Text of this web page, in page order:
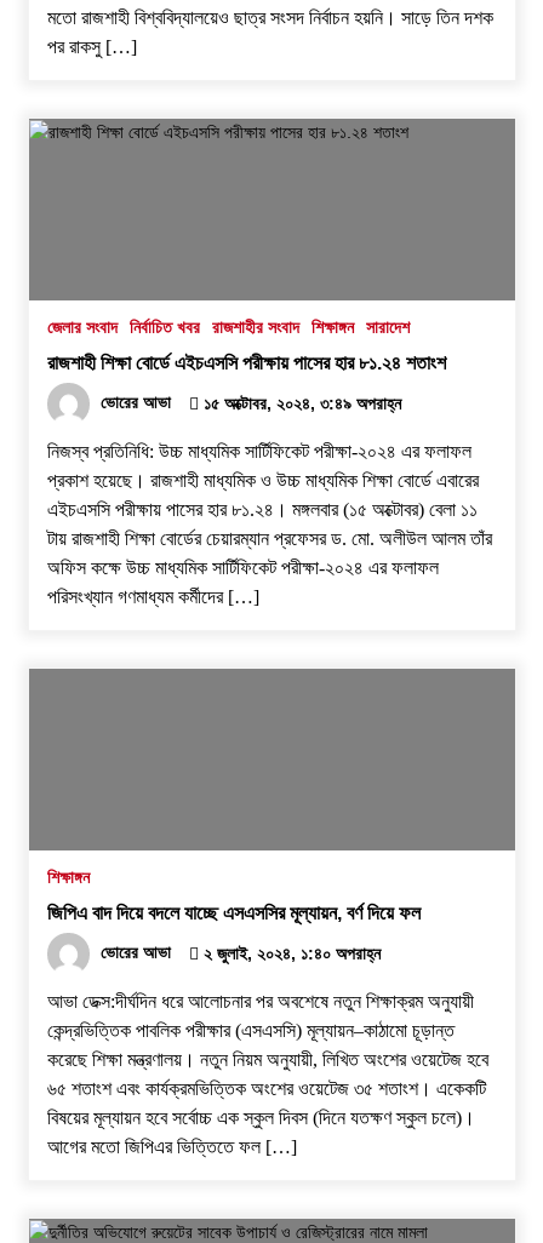
মতো রাজশাহী বিশ্ববিদ্যালয়েও ছাত্র সংসদ নির্বাচন হয়নি। সাড়ে তিন দশক
পর রাকসু […]
জেলার সংবাদ নির্বাচিত খবর রাজশাহীর সংবাদ শিক্ষাঙ্গন সারাদেশ
রাজশাহী শিক্ষা বোর্ডে এইচএসসি পরীক্ষায় পাসের হার ৮১.২৪ শতাংশ
ভোরের আভা ১৫ অক্টোবর, ২০২৪, ৩:৪৯ অপরাহ্ন
নিজস্ব প্রতিনিধি: উচ্চ মাধ্যমিক সার্টিফিকেট পরীক্ষা-২০২৪ এর ফলাফল
প্রকাশ হয়েছে। রাজশাহী মাধ্যমিক ও উচ্চ মাধ্যমিক শিক্ষা বোর্ডে এবারের
এইচএসসি পরীক্ষায় পাসের হার ৮১.২৪। মঙ্গলবার (১৫ অক্টোবর) বেলা ১১
টায় রাজশাহী শিক্ষা বোর্ডের চেয়ারম্যান প্রফেসর ড. মো. অলীউল আলম তাঁর
অফিস কক্ষে উচ্চ মাধ্যমিক সার্টিফিকেট পরীক্ষা-২০২৪ এর ফলাফল
পরিসংখ্যান গণমাধ্যম কর্মীদের […]
শিক্ষাঙ্গন
জিপিএ বাদ দিয়ে বদলে যাচ্ছে এসএসসির মূল্যায়ন, বর্ণ দিয়ে ফল
ভোরের আভা ২ জুলাই, ২০২৪, ১:৪০ অপরাহ্ন
আভা ডেক্স:দীর্ঘদিন ধরে আলোচনার পর অবশেষে নতুন শিক্ষাক্রম অনুযায়ী
কেন্দ্রভিত্তিক পাবলিক পরীক্ষার (এসএসসি) মূল্যায়ন–কাঠামো চূড়ান্ত
করেছে শিক্ষা মন্ত্রণালয়। নতুন নিয়ম অনুযায়ী, লিখিত অংশের ওয়েটেজ হবে
৬৫ শতাংশ এবং কার্যক্রমভিত্তিক অংশের ওয়েটেজ ৩৫ শতাংশ। একেকটি
বিষয়ের মূল্যায়ন হবে সর্বোচ্চ এক স্কুল দিবস (দিনে যতক্ষণ স্কুল চলে)।
আগের মতো জিপিএর ভিত্তিতে ফল […]